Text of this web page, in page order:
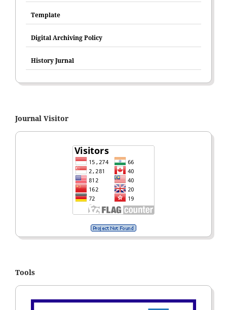
Template
Digital Archiving Policy
History Jurnal
Journal Visitor
Tools